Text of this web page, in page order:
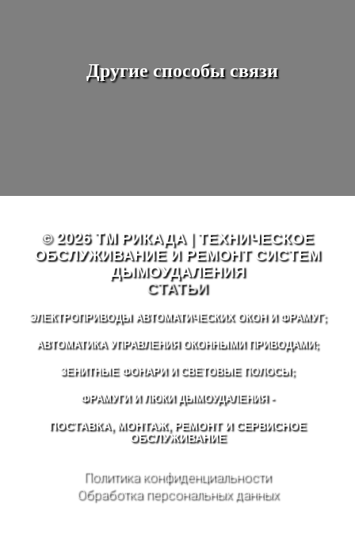
Другие способы связи
© 2026 TM РИКАДА | ТЕХНИЧЕСКОЕ
ОБСЛУЖИВАНИЕ И РЕМОНТ СИСТЕМ
ДЫМОУДАЛЕНИЯ
СТАТЬИ
ЭЛЕКТРОПРИВОДЫ АВТОМАТИЧЕСКИХ ОКОН И ФРАМУГ;
АВТОМАТИКА УПРАВЛЕНИЯ ОКОННЫМИ ПРИВОДАМИ;
ЗЕНИТНЫЕ ФОНАРИ И СВЕТОВЫЕ ПОЛОСЫ;
ФРАМУГИ И ЛЮКИ ДЫМОУДАЛЕНИЯ -
ПОСТАВКА, МОНТАЖ, РЕМОНТ И СЕРВИСНОЕ
ОБСЛУЖИВАНИЕ
Политика конфиденциальности
Обработка персональных данных